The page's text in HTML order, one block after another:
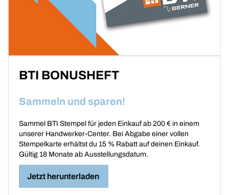
BTI BONUSHEFT
Sammeln und sparen!
Sammel BTI Stempel für jeden Einkauf ab 200 € in einem
unserer Handwerker-Center. Bei Abgabe einer vollen
Stempelkarte erhältst du 15 % Rabatt auf deinen Einkauf.
Gültig 18 Monate ab Ausstellungsdatum.
Jetzt herunterladen